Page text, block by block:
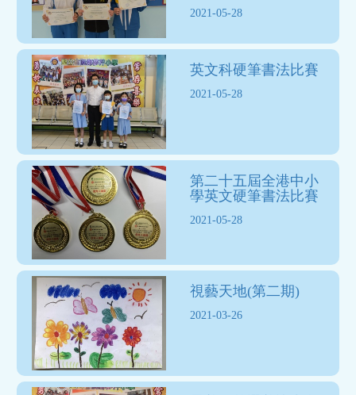
2021-05-28
英文科硬筆書法比賽
2021-05-28
第二十五屆全港中小
學英文硬筆書法比賽
2021-05-28
視藝天地(第二期)
2021-03-26